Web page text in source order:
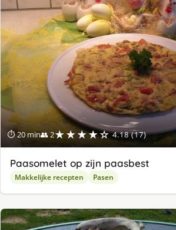
⏱ 20 min👥 2★★★★☆ 4.18 (17)
Paasomelet op zijn paasbest
Makkelijke recepten Pasen